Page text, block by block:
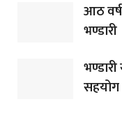
आठ
भण्डारी
सहयोग